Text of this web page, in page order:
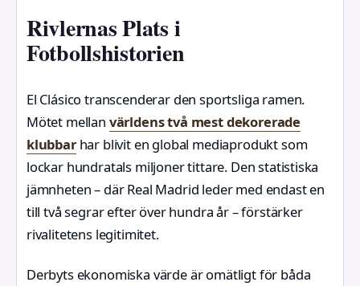
Rivlernas Plats i
Fotbollshistorien
El Clásico transcenderar den sportsliga ramen.
Mötet mellan världens två mest dekorerade
klubbarhar blivit en global mediaprodukt som
lockar hundratals miljoner tittare. Den statistiska
jämnheten – där Real Madrid leder med endast en
till två segrar efter över hundra år – förstärker
rivalitetens legitimitet.
Derbyts ekonomiska värde är omätligt för båda